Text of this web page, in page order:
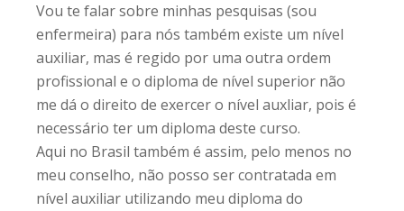
Vou te falar sobre minhas pesquisas (sou
enfermeira) para nós também existe um nível
auxiliar, mas é regido por uma outra ordem
profissional e o diploma de nível superior não
me dá o direito de exercer o nível auxliar, pois é
necessário ter um diploma deste curso.
Aqui no Brasil também é assim, pelo menos no
meu conselho, não posso ser contratada em
nível auxiliar utilizando meu diploma do